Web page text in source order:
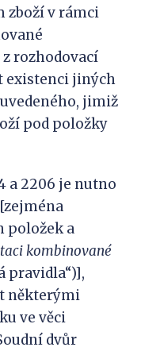
zboží v rámci
rozhodovací
existenci jiných
jimiž
pod položky
a 2206 je nutno
položek a
kombinované
pravidla“)],
některými
ve věci
dvůr